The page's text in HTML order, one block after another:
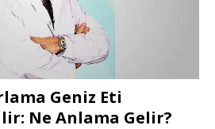
Geniz Eti
Ne Anlama Gelir?